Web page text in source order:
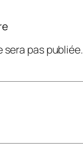
sera pas publiée.